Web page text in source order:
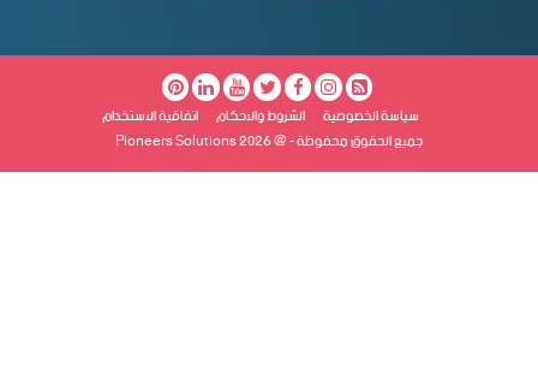
سياسة الخصوصية الشروط والاحكام اتفاقية الاستخدام
جميع الحقوق محفوظة - @ Pioneers Solutions 2026